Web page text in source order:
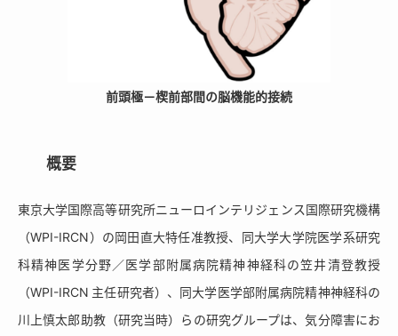
前頭極－楔前部間の脳機能的接続
概要
東京大学国際高等研究所ニューロインテリジェンス国際研究機構
（WPI-IRCN）の岡田直大特任准教授、同大学大学院医学系研究
科精神医学分野／医学部附属病院精神神経科の笠井清登教授
（WPI-IRCN 主任研究者）、同大学医学部附属病院精神神経科の
川上慎太郎助教（研究当時）らの研究グループは、気分障害にお